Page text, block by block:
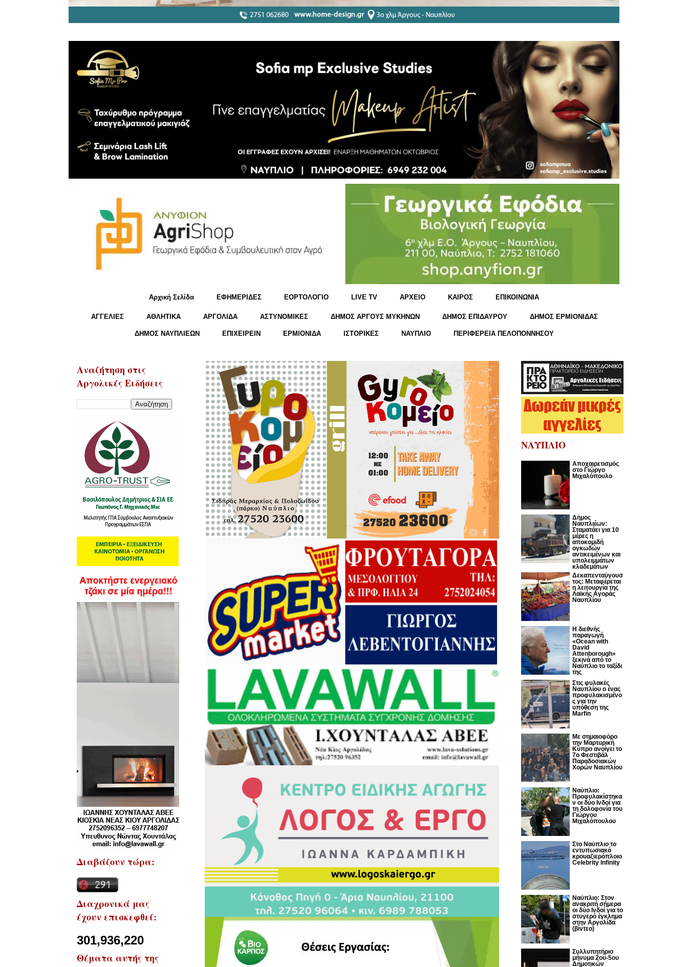
Αρχική Σελίδα ΕΦΗΜΕΡΙΔΕΣ ΕΟΡΤΟΛΟΓΙΟ LIVE TV ΑΡΧΕΙΟ KΑΙΡΟΣ ΕΠΙΚΟΙΝΩΝΙΑ
ΑΓΓΕΛΙΕΣ ΑΘΛΗΤΙΚΑ ΑΡΓΟΛΙΔΑ ΑΣΤΥΝΟΜΙΚΕΣ ΔΗΜΟΣ ΑΡΓΟΥΣ ΜΥΚΗΝΩΝ ΔΗΜΟΣ ΕΠΙΔΑΥΡΟΥ ΔΗΜΟΣ ΕΡΜΙΟΝΙΔΑΣ
ΔΗΜΟΣ ΝΑΥΠΛΙΕΩΝ ΕΠΙΧΕΙΡΕΙΝ ΕΡΜΙΟΝΙΔΑ ΙΣΤΟΡΙΚΕΣ ΝΑΥΠΛΙΟ ΠΕΡΙΦΕΡΕΙΑ ΠΕΛΟΠΟΝΝΗΣΟΥ
Αναζήτηση στις
Αργολικές Ειδήσεις
Διαβάζουν τώρα:
Διαχρονικά μας
έχουν επισκεφθεί:
301,936,220
Θέματα αυτής της
ΝΑΥΠΛΙΟ
Αποχαιρετισμός
στο Γιώργο
Μιχαλόπουλο
Δήμος
Ναυπλιέων:
Σταματάει για 10
μέρες η
αποκομιδή
ογκωδών
αντικειμένων και
υπολειμμάτων
κλαδεμάτων
Δεκαπενταύγουσ
τος: Μεταφέρεται
η λειτουργία της
Λαϊκής Αγοράς
Ναυπλίου
Η διεθνής
παραγωγή
«Ocean with
David
Attenborough»
ξεκινά από το
Ναύπλιο το ταξίδι
της
Στις φυλακές
Ναυπλίου ο ένας
προφυλακισμένο
ς για την
υπόθεση της
Marfin
Με σημαιοφόρο
την Μαρτυρική
Κύπρο ανοίγει το
7ο Φεστιβάλ
Παραδοσιακών
Χορών Ναυπλίου
Ναύπλιο:
Προφυλακίστηκα
ν οι δύο Ινδοί για
τη δολοφονία του
Γιώργου
Μιχαλόπουλου
Στο Ναύπλιο το
εντυπωσιακό
κρουαζιερόπλοιο
Celebrity Infinity
Nαύπλιο: Στον
ανακριτή σήμερα
οι δύο Ινδοί για το
στυγερό έγκλημα
στην Αργολίδα
(βίντεο)
Συλλυπητήριο
μήνυμα 2ου-5ου
Δημοτικών